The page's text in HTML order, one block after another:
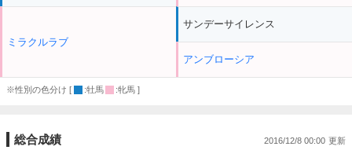
ミラクルラブ
サンデーサイレンス
アンブローシア
※性別の色分け [ :牡馬 :牝馬 ]
総合成績 2016/12/8 00:00